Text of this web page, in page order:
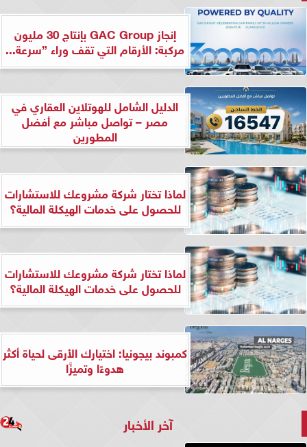
إنجاز GAC Group بإنتاج 30 مليون
مركبة: الأرقام التي تقف وراء ”سرعة...
الدليل الشامل للهوتلاين العقاري في
مصر – تواصل مباشر مع أفضل
المطورين
لماذا تختار شركة مشروعك للاستشارات
للحصول على خدمات الهيكلة المالية؟
لماذا تختار شركة مشروعك للاستشارات
للحصول على خدمات الهيكلة المالية؟
كمبوند بيجونيا: اختيارك الأرقى لحياة أكثر
هدوءًا وتميزًا
آخر الأخبار